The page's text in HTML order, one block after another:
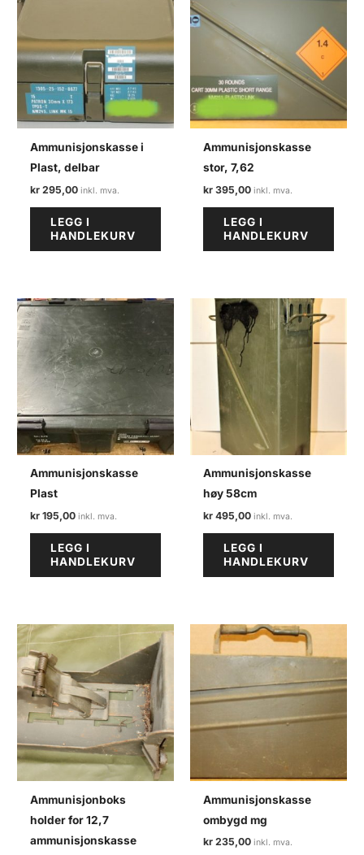
Ammunisjonskasse i
Plast, delbar
kr 295,00
LEGG I
HANDLEKURV
Ammunisjonskasse
stor, 7,62
kr 395,00
LEGG I
HANDLEKURV
Ammunisjonskasse
Plast
kr 195,00
LEGG I
HANDLEKURV
Ammunisjonskasse
høy 58cm
kr 495,00
LEGG I
HANDLEKURV
Ammunisjonboks
holder for 12,7
ammunisjonskasse
Ammunisjonskasse
ombygd mg
kr 235,00